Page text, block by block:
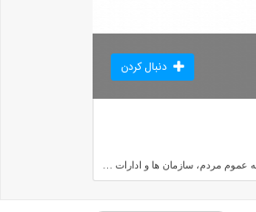
دنبال کردن